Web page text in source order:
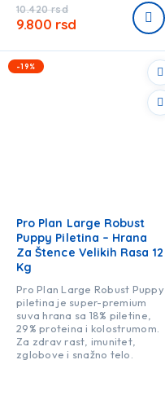
10.420rsd
9.800 rsd
-19%
Pro Plan Large Robust
Puppy Piletina – Hrana
Za Štence Velikih Rasa 12
Kg
Pro Plan Large Robust Puppy
piletina je super-premium
suva hrana sa 18% piletine,
29% proteina i kolostrumom.
Za zdrav rast, imunitet,
zglobove i snažno telo.